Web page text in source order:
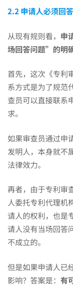
2.2 申请人必须回答
从现有规则看， 申
场回答问题”的明
首先，这次《专利
系方式是为了规范
查员可以直接联系
求。
如果审查员通过申
发明人，本身就不
法律效力。
再者，由于专利审
人委托专利代理机
请人的权利，也是
请人没有当场回答
不成立的。
但是如果申请人已
影响？答案是： 有